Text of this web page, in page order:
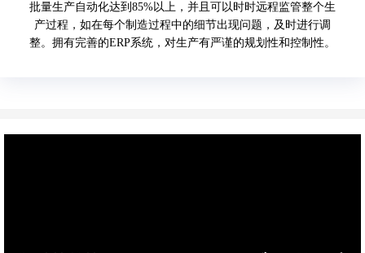
批量生产自动化达到85%以上，并且可以时时远程监管整个生
产过程，如在每个制造过程中的细节出现问题，及时进行调
整。拥有完善的ERP系统，对生产有严谨的规划性和控制性。